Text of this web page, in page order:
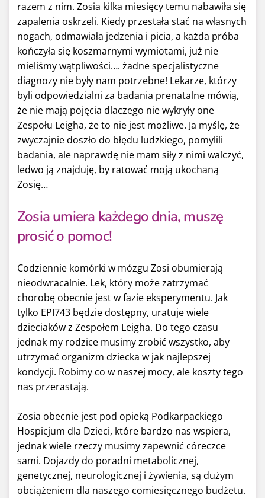
razem z nim. Zosia kilka miesięcy temu nabawiła się
zapalenia oskrzeli. Kiedy przestała stać na własnych
nogach, odmawiała jedzenia i picia, a każda próba
kończyła się koszmarnymi wymiotami, już nie
mieliśmy wątpliwości…. żadne specjalistyczne
diagnozy nie były nam potrzebne! Lekarze, którzy
byli odpowiedzialni za badania prenatalne mówią,
że nie mają pojęcia dlaczego nie wykryły one
Zespołu Leigha, że to nie jest możliwe. Ja myślę, że
zwyczajnie doszło do błędu ludzkiego, pomylili
badania, ale naprawdę nie mam siły z nimi walczyć,
ledwo ją znajduję, by ratować moją ukochaną
Zosię…
Zosia umiera każdego dnia, muszę
prosić o pomoc!
Codziennie komórki w mózgu Zosi obumierają
nieodwracalnie. Lek, który może zatrzymać
chorobę obecnie jest w fazie eksperymentu. Jak
tylko EPI743 będzie dostępny, uratuje wiele
dzieciaków z Zespołem Leigha. Do tego czasu
jednak my rodzice musimy zrobić wszystko, aby
utrzymać organizm dziecka w jak najlepszej
kondycji. Robimy co w naszej mocy, ale koszty tego
nas przerastają.
Zosia obecnie jest pod opieką Podkarpackiego
Hospicjum dla Dzieci, które bardzo nas wspiera,
jednak wiele rzeczy musimy zapewnić córeczce
sami. Dojazdy do poradni metabolicznej,
genetycznej, neurologicznej i żywienia, są dużym
obciążeniem dla naszego comiesięcznego budżetu.